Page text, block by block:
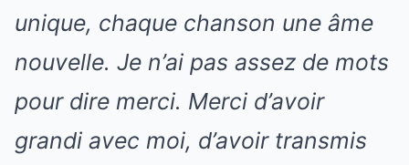
unique, chaque chanson une âme
nouvelle. Je n’ai pas assez de mots
pour dire merci. Merci d’avoir
grandi avec moi, d’avoir transmis